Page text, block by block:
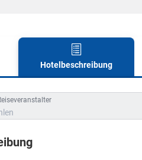
Hotelbeschreibung